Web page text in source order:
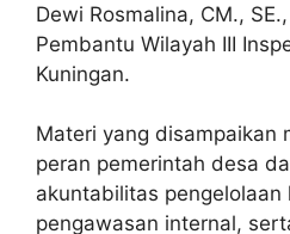
Dewi Rosmalina, CM.,
Pembantu Wilayah III
Kuningan.
Materi yang disampaikan
peran pemerintah desa
akuntabilitas pengelolaan
pengawasan internal,